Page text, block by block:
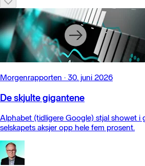
Morgenrapporten · 30. juni 2026
De skjulte gigantene
Alphabet (tidligere Google) stjal showet i
selskapets aksjer opp hele fem prosent.